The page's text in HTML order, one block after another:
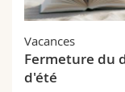
Sciences et
Interfacultaire
Collaborateurs
Doctorants
Webmail
Programme
Prix et
Vacances
Fermeture du
d'été